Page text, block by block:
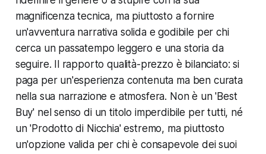
magnificenza tecnica, ma piuttosto a fornire
un'avventura narrativa solida e godibile per chi
cerca un passatempo leggero e una storia da
seguire. Il rapporto qualità-prezzo è bilanciato: si
paga per un'esperienza contenuta ma ben curata
nella sua narrazione e atmosfera. Non è un 'Best
Buy' nel senso di un titolo imperdibile per tutti, né
un 'Prodotto di Nicchia' estremo, ma piuttosto
un'opzione valida per chi è consapevole dei suoi